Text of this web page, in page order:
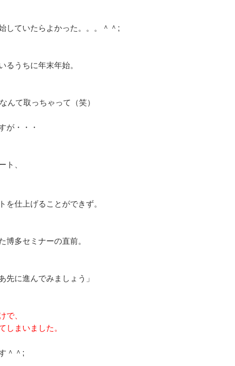
していたらよかった。。。＾＾;
るうちに年末年始。
んて取っちゃって（笑）
が・・・
ト、
を仕上げることができず。
博多セミナーの直前。
先に進んでみましょう」
で、
しまいました。
＾＾;